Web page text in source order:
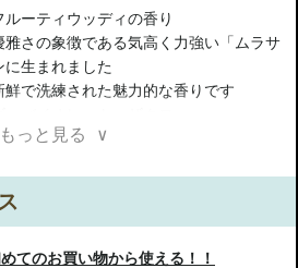
ーティウッディの香り
さの象徴である気高く力強い「ムラサ
に生まれました
で洗練された魅力的な香りです
ジャスミン、藤
の季節にぴったりな香りで、日中の使用
す
もっと見る ∨
てのお買い物から使える！！